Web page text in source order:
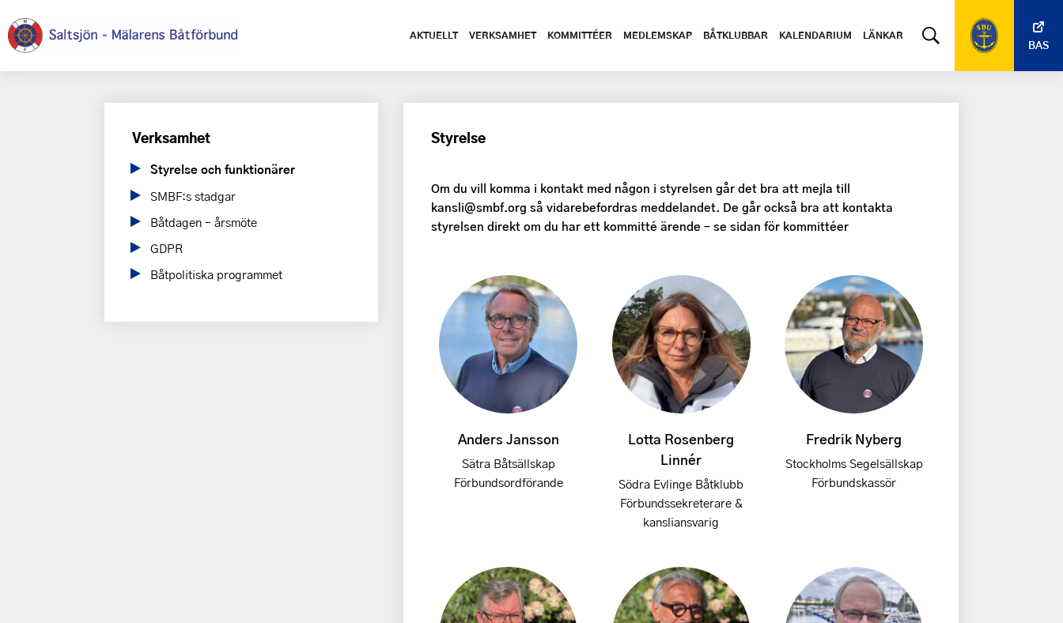
AKTUELLT VERKSAMHET KOMMITTÉER MEDLEMSKAP BÅTKLUBBAR KALENDARIUM LÄNKAR
BAS
Verksamhet
Styrelse och funktionärer
SMBF:s stadgar
Båtdagen – årsmöte
GDPR
Båtpolitiska programmet
Styrelse
Om du vill komma i kontakt med någon i styrelsen går det bra att mejla till
kansli@smbf.org så vidarebefordras meddelandet. De går också bra att kontakta
styrelsen direkt om du har ett kommitté ärende – se sidan för kommittéer
Anders Jansson
Sätra Båtsällskap
Förbundsordförande
Lotta Rosenberg
Linnér
Södra Evlinge Båtklubb
Förbundssekreterare &
kansliansvarig
Fredrik Nyberg
Stockholms Segelsällskap
Förbundskassör